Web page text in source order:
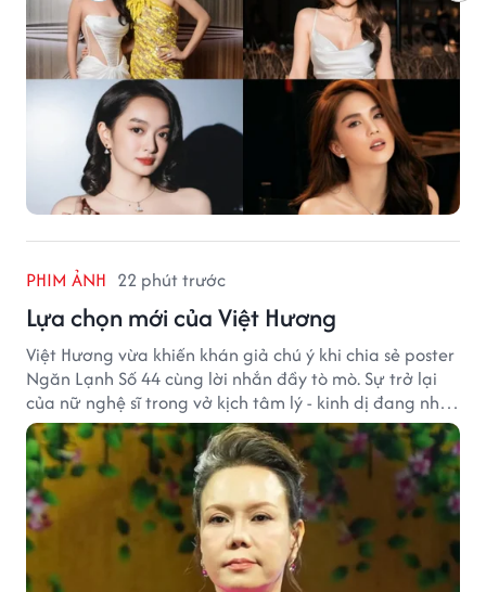
PHIM ẢNH 22 phút trước
Lựa chọn mới của Việt Hương
Việt Hương vừa khiến khán giả chú ý khi chia sẻ poster
Ngăn Lạnh Số 44 cùng lời nhắn đầy tò mò. Sự trở lại
của nữ nghệ sĩ trong vở kịch tâm lý - kinh dị đang nhận
được nhiều quan tâm từ công chúng.